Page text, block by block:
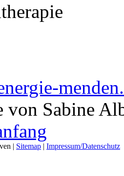
von Sabine
| Sitemap | Impressum/Datenschutz